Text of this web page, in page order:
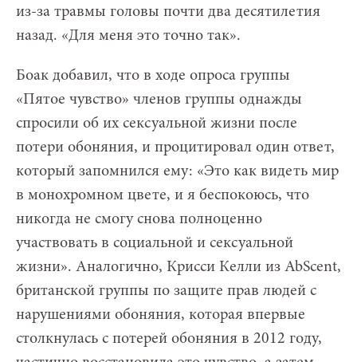
из-за травмы головы почти два десятилетия
назад. «Для меня это точно так».
Боак добавил, что в ходе опроса группы
«Пятое чувство» членов группы однажды
спросили об их сексуальной жизни после
потери обоняния, и процитировал один ответ,
который запомнился ему: «Это как видеть мир
в монохромном цвете, и я беспокоюсь, что
никогда не смогу снова полноценно
участвовать в социальной и сексуальной
жизни». Аналогично, Крисси Келли из AbScent,
британской группы по защите прав людей с
нарушениями обоняния, которая впервые
столкнулась с потерей обоняния в 2012 году,